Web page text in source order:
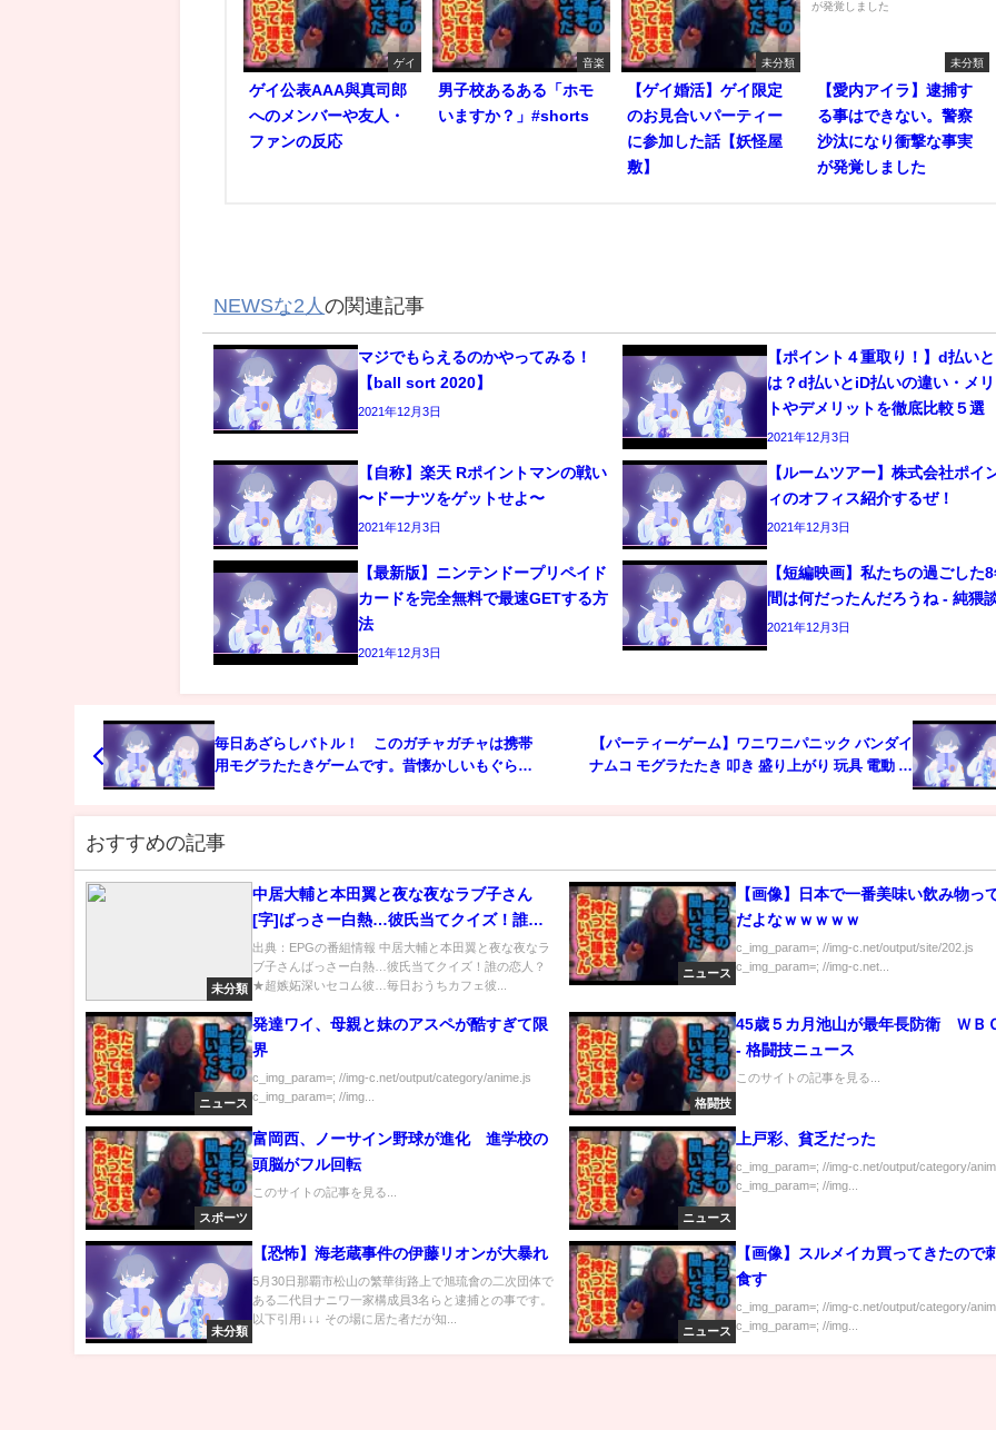
ゲイ
ゲイ公表AAA與真司郎
へのメンバーや友人・
ファンの反応
音楽
男子校あるある「ホモ
いますか？」#shorts
未分類
【ゲイ婚活】ゲイ限定
のお見合いパーティー
に参加した話【妖怪屋
敷】
未分類
【愛内アイラ】逮捕す
る事はできない。警察
沙汰になり衝撃な事実
が発覚しました
NEWSな2人の関連記事
マジでもらえるのかやってみる！
【ball sort 2020】
2021年12月3日
【ポイント４重取り！】d払いと
は？d払いとiD払いの違い・メ
トやデメリットを徹底比較５選
2021年12月3日
【自称】楽天 Rポイントマンの戦い
〜ドーナツをゲットせよ〜
2021年12月3日
【ルームツアー】株式会社ポイ
ィのオフィス紹介するぜ！
2021年12月3日
【最新版】ニンテンドープリペイド
カードを完全無料で最速GETする方
法
2021年12月3日
【短編映画】私たちの過ごした
間は何だったんだろうね - 純猥
2021年12月3日
毎日あざらしバトル！ このガチャガチャは携帯
用モグラたたきゲームです。昔懐かしいもぐら叩
換もできるよ。
【パーティーゲーム】ワニワニパニック バンダイ
ナムコ モグラたたき 叩き 盛り上がり 玩具 電動 面
おすすめの記事
未分類
中居大輔と本田翼と夜な夜なラブ子さん
[字]ばっさー白熱…彼氏当てクイズ！誰の
恋人？★…の番組内容解析まとめ
出典：EPGの番組情報 中居大輔と本田翼と夜な夜なラ
ブ子さんばっさー白熱…彼氏当てクイズ！誰の恋人？
★超嫉妬深いセコム彼…毎日おうちカフェ彼...
ニュース
【画像】日本で一番美味い飲み物っ
だよなｗｗｗｗｗ
c_img_param=; //img-c.net/output/site/202.js
c_img_param=; //img-c.net...
ニュース
発達ワイ、母親と妹のアスペが酷すぎて限
界
c_img_param=; //img-c.net/output/category/anime.js
c_img_param=; //img...
格闘技
45歳５カ月池山が最年長防衛 ＷＢ
- 格闘技ニュース
このサイトの記事を見る...
スポーツ
富岡西、ノーサイン野球が進化 進学校の
頭脳がフル回転
このサイトの記事を見る...
ニュース
上戸彩、貧乏だった
c_img_param=; //img-c.net/output/category/
c_img_param=; //img...
未分類
【恐怖】海老蔵事件の伊藤リオンが大暴れ
5月30日那覇市松山の繁華街路上で旭琉會の二次団体で
ある二代目ナニワ一家構成員3名らと逮捕との事です。
以下引用↓↓↓ その場に居た者だが知...
ニュース
【画像】スルメイカ買ってきたので
食す
c_img_param=; //img-c.net/output/category/
c_img_param=; //img...